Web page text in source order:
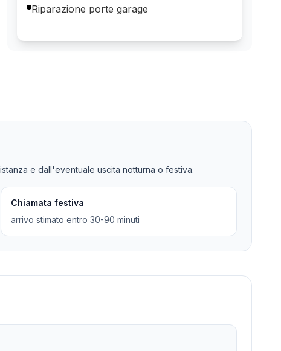
Riparazione porte garage
e dall'eventuale uscita notturna o festiva.
Chiamata festiva
arrivo stimato entro 30-90 minuti